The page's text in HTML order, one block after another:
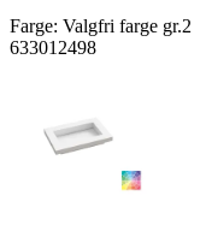
Farge: Valgfri farge gr.2
633012498